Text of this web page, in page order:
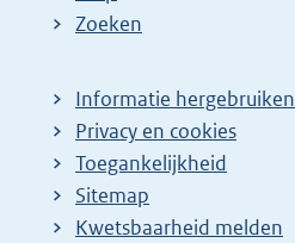
Zoeken
Informatie hergebruiken
Privacy en cookies
Toegankelijkheid
Sitemap
E
Kwetsbaarheid melden